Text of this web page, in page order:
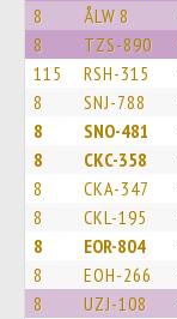
8 ÅLW 8
8 TZS-890
115 RSH-315
8 SNJ-788
8 SNO-481
8 CKC-358
8 CKA-347
8 CKL-195
8 EOR-804
8 EOH-266
8 UZJ-108